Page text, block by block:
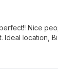
Nice
Ideal location,